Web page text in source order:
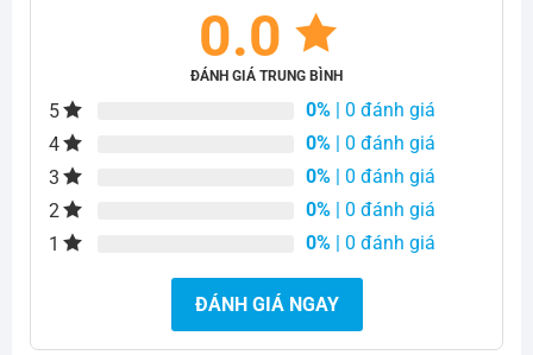
0.0
ĐÁNH GIÁ TRUNG BÌNH
5 0% | 0 đánh giá
4
0% | 0 đánh giá
3
0% | 0 đánh giá
2
0% | 0 đánh giá
1
0% | 0 đánh giá
ĐÁNH GIÁ NGAY